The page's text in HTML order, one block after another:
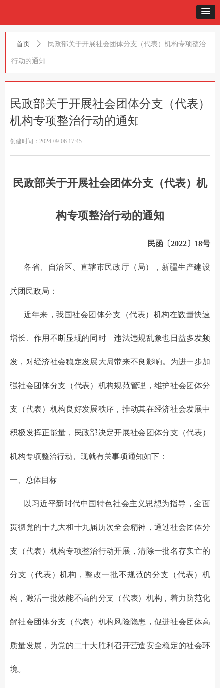
首页 ꄲ 民政部关于开展社会团体分支（代表）机构专项整治
行动的通知
民政部关于开展社会团体分支（代表）
机构专项整治行动的通知
创建时间： 2024-09-06 17:45
民政部关于开展社会团体分支（代表）机
构专项整治行动的通知
民函〔2022〕18号
各省、自治区、直辖市民政厅（局），新疆生产建设
兵团民政局：
近年来，我国社会团体分支（代表）机构在数量快速
增长、作用不断显现的同时，违法违规乱象也日益多发频
发，对经济社会稳定发展大局带来不良影响。为进一步加
强社会团体分支（代表）机构规范管理，维护社会团体分
支（代表）机构良好发展秩序，推动其在经济社会发展中
积极发挥正能量，民政部决定开展社会团体分支（代表）
机构专项整治行动。现就有关事项通知如下：
一、总体目标
以习近平新时代中国特色社会主义思想为指导，全面
贯彻党的十九大和十九届历次全会精神，通过社会团体分
支（代表）机构专项整治行动开展，清除一批名存实亡的
分支（代表）机构，整改一批不规范的分支（代表）机
构，激活一批效能不高的分支（代表）机构，着力防范化
解社会团体分支（代表）机构风险隐患，促进社会团体高
质量发展，为党的二十大胜利召开营造安全稳定的社会环
境。